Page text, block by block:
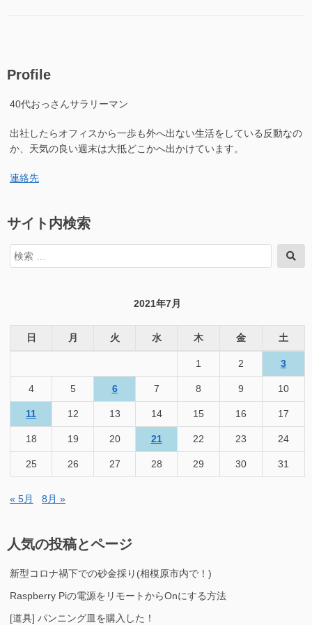
Profile
40代おっさんサラリーマン
出社したらオフィスから一歩も外へ出ない生活をしている反動なの
か、天気の良い週末は大抵どこかへ出かけています。
連絡先
サイト内検索
検
索
索
2021年7月
日 月 火 水 木 金 土
1 2 3
4 5 6 7 8 9 10
11 12 13 14 15 16 17
18 19 20 21 22 23 24
25 26 27 28 29 30 31
« 5月 8月 »
人気の投稿とページ
新型コロナ禍下での砂金採り(相模原市内で！)
Raspberry Piの電源をリモートからOnにする方法
[道具] パンニング皿を購入した！